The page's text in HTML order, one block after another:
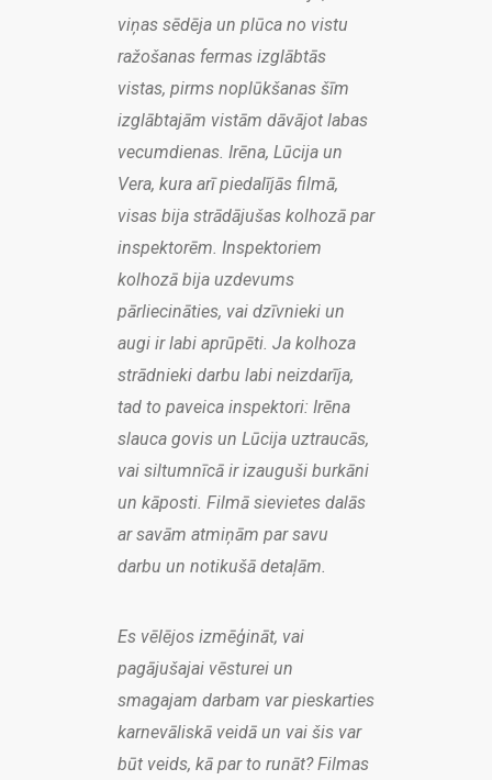
viņas sēdēja un plūca no vistu
ražošanas fermas izglābtās
vistas, pirms noplūkšanas šīm
izglābtajām vistām dāvājot labas
vecumdienas. Irēna, Lūcija un
Vera, kura arī piedalījās filmā,
visas bija strādājušas kolhozā par
inspektorēm. Inspektoriem
kolhozā bija uzdevums
pārliecināties, vai dzīvnieki un
augi ir labi aprūpēti. Ja kolhoza
strādnieki darbu labi neizdarīja,
tad to paveica inspektori: Irēna
slauca govis un Lūcija uztraucās,
vai siltumnīcā ir izauguši burkāni
un kāposti. Filmā sievietes dalās
ar savām atmiņām par savu
darbu un notikušā detaļām.
Es vēlējos izmēģināt, vai
pagājušajai vēsturei un
smagajam darbam var pieskarties
karnevāliskā veidā un vai šis var
būt veids, kā par to runāt? Filmas